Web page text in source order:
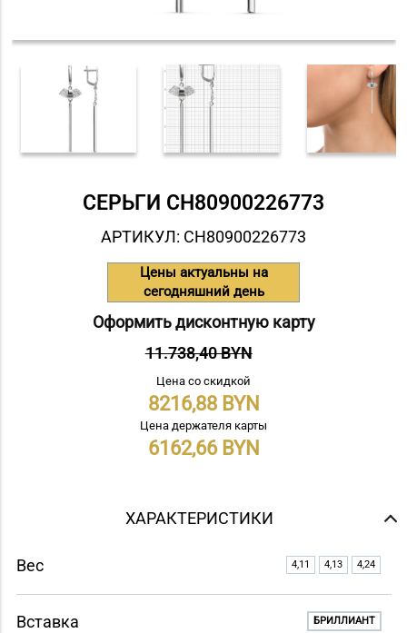
СЕРЬГИ СH80900226773
АРТИКУЛ: СH80900226773
Цены актуальны на
сегодняшний день
Оформить дисконтную карту
11.738,40 BYN
Цена со скидкой
8216,88
Цена держателя карты
6162,66
ХАРАКТЕРИСТИКИ
Вес 4,11 4,13 4,24
Вставка БРИЛЛИАНТ